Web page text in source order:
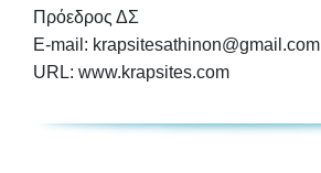
Πρόεδρος ΔΣ
E-mail: krapsitesathinon@gmail.com
URL: www.krapsites.com